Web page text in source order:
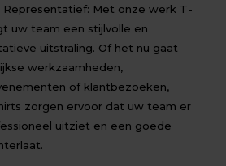
Representatief: Met onze werk T-
uw team een stijlvolle en
uitstraling. Of het nu gaat
werkzaamheden,
of klantbezoeken,
zorgen ervoor dat uw team er
uitziet en een goede